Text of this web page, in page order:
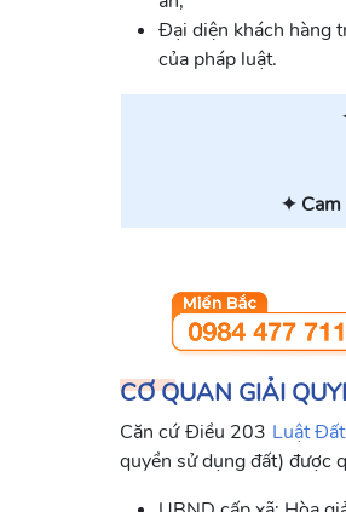
Đại diện khách hàng
của pháp luật.
✦ Cam
CƠ QUAN GIẢI
Căn cứ Điều 203 Luật
quyền sử dụng đất) được